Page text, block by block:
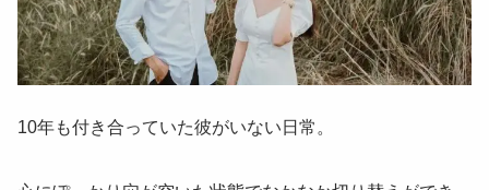
10年も付き合っていた彼がいない日常。